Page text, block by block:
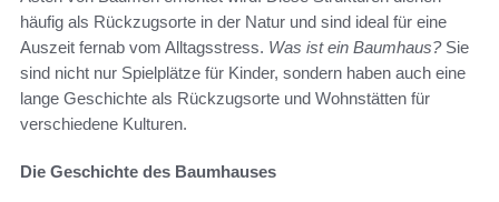
häufig als Rückzugsorte in der Natur und sind ideal für eine
Auszeit fernab vom Alltagsstress. Was ist ein Baumhaus?Sie
sind nicht nur Spielplätze für Kinder, sondern haben auch eine
lange Geschichte als Rückzugsorte und Wohnstätten für
verschiedene Kulturen.
Die Geschichte des Baumhauses